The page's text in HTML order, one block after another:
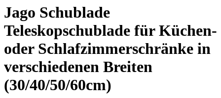
Jago Schublade
Teleskopschublade für Küchen-
oder Schlafzimmerschränke in
verschiedenen Breiten
(30/40/50/60cm)